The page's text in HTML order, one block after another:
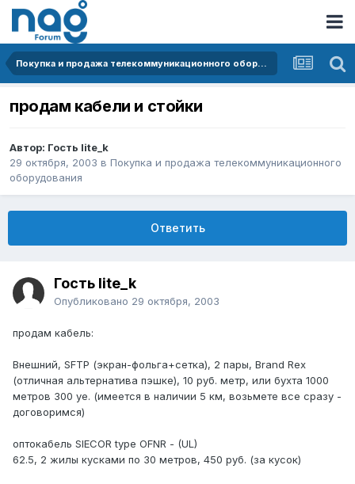
Покупка и продажа телекоммуникационного оборудования
продам кабели и стойки
Автор: Гость lite_k
29 октября, 2003 в Покупка и продажа телекоммуникационного
оборудования
Ответить
Гость lite_k
Опубликовано 29 октября, 2003
продам кабель:
Внешний, SFTP (экран-фольга+сетка), 2 пары, Brand Rex
(отличная альтернатива пэшке), 10 руб. метр, или бухта 1000
метров 300 уе. (имеется в наличии 5 км, возьмете все сразу -
договоримся)
оптокабель SIECOR type OFNR - (UL)
62.5, 2 жилы кусками по 30 метров, 450 руб. (за кусок)